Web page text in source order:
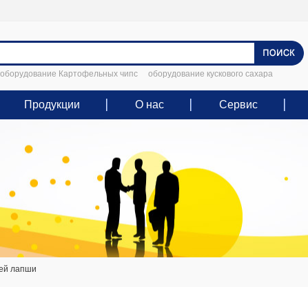
Картофельных чипс оборудование кускового сахара
Продукции О нас Сервис
лапши